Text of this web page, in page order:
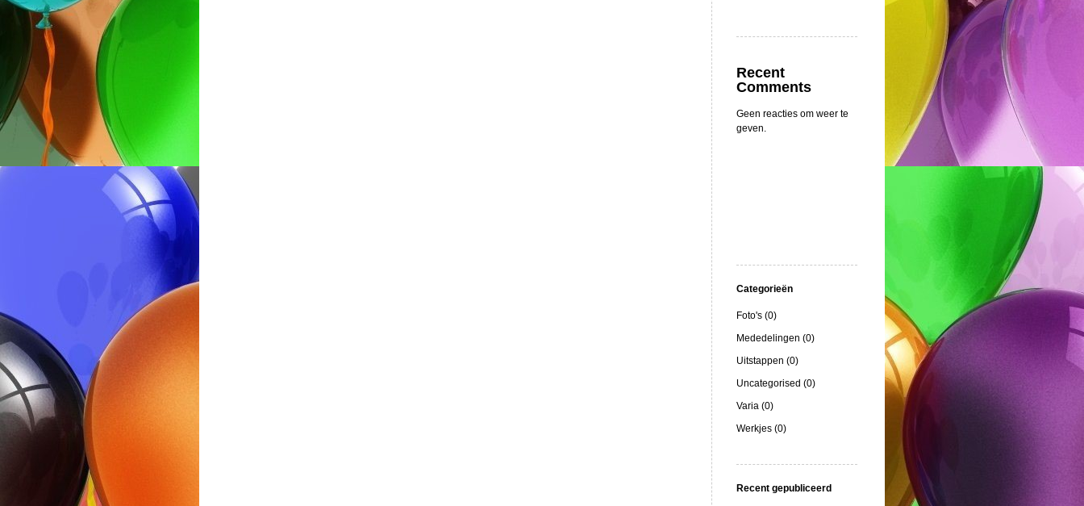
Recent
Comments
Geen reacties om weer te
geven.
Categorieën
Foto's (0)
Mededelingen (0)
Uitstappen (0)
Uncategorised (0)
Varia (0)
Werkjes (0)
Recent gepubliceerd